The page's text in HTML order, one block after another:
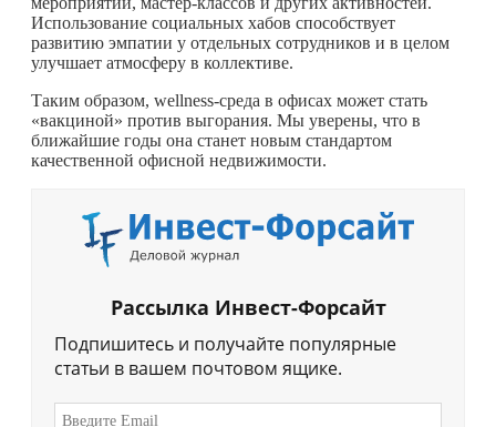
Использование социальных хабов способствует
развитию эмпатии у отдельных сотрудников и в целом
улучшает атмосферу в коллективе.
Таким образом, wellness-среда в офисах может стать
«вакциной» против выгорания. Мы уверены, что в
ближайшие годы она станет новым стандартом
качественной офисной недвижимости.
Рассылка Инвест-Форсайт
Подпишитесь и получайте популярные
статьи в вашем почтовом ящике.